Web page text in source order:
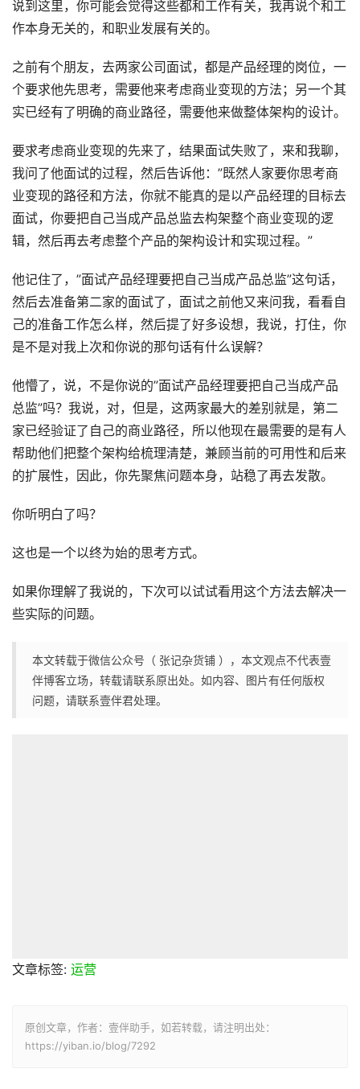
说到这里，你可能会觉得这些都和工作有关，我再说个和工
作本身无关的，和职业发展有关的。
之前有个朋友，去两家公司面试，都是产品经理的岗位，一
个要求他先思考，需要他来考虑商业变现的方法；另一个其
实已经有了明确的商业路径，需要他来做整体架构的设计。
要求考虑商业变现的先来了，结果面试失败了，来和我聊，
我问了他面试的过程，然后告诉他：”既然人家要你思考商
业变现的路径和方法，你就不能真的是以产品经理的目标去
面试，你要把自己当成产品总监去构架整个商业变现的逻
辑，然后再去考虑整个产品的架构设计和实现过程。”
他记住了，”面试产品经理要把自己当成产品总监”这句话，
然后去准备第二家的面试了，面试之前他又来问我，看看自
己的准备工作怎么样，然后提了好多设想，我说，打住，你
是不是对我上次和你说的那句话有什么误解？
他懵了，说，不是你说的”面试产品经理要把自己当成产品
总监”吗？我说，对，但是，这两家最大的差别就是，第二
家已经验证了自己的商业路径，所以他现在最需要的是有人
帮助他们把整个架构给梳理清楚，兼顾当前的可用性和后来
的扩展性，因此，你先聚焦问题本身，站稳了再去发散。
你听明白了吗？
这也是一个以终为始的思考方式。
如果你理解了我说的，下次可以试试看用这个方法去解决一
些实际的问题。
本文转载于微信公众号（ 张记杂货铺 ），本文观点不代表壹
伴博客立场，转载请联系原出处。如内容、图片有任何版权
问题，请联系壹伴君处理。
文章标签: 运营
原创文章，作者：壹伴助手，如若转载，请注明出处：
https://yiban.io/blog/7292